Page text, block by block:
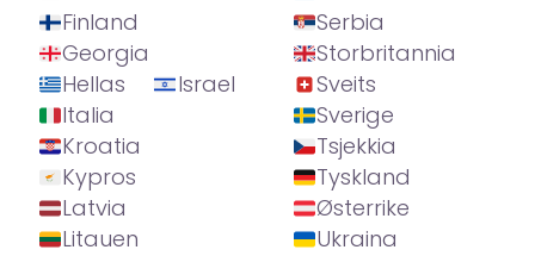
Finland
Georgia
Hellas
Israel
Italia
Kroatia
Kypros
Latvia
Litauen
Serbia
Storbritannia
Sveits
Sverige
Tsjekkia
Tyskland
Østerrike
Ukraina